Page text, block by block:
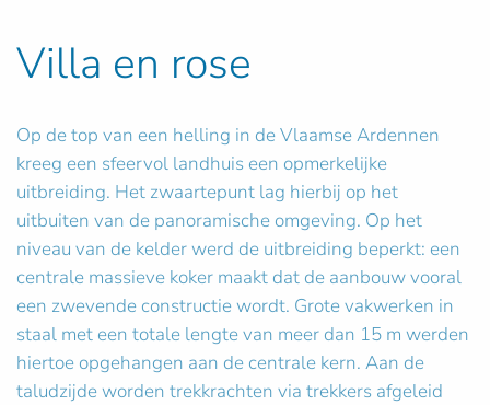
Villa en rose
Op de top van een helling in de Vlaamse Ardennen
kreeg een sfeervol landhuis een opmerkelijke
uitbreiding. Het zwaartepunt lag hierbij op het
uitbuiten van de panoramische omgeving. Op het
niveau van de kelder werd de uitbreiding beperkt: een
centrale massieve koker maakt dat de aanbouw vooral
een zwevende constructie wordt. Grote vakwerken in
staal met een totale lengte van meer dan 15 m werden
hiertoe opgehangen aan de centrale kern. Aan de
taludzijde worden trekkrachten via trekkers afgeleid